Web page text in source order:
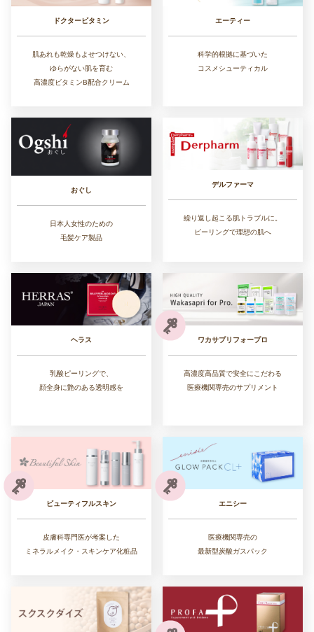
ドクタービタミン
肌あれも乾燥もよせつけない、
ゆらがない肌を育む
高濃度ビタミンB配合クリーム
エーティー
科学的根拠に基づいた
コスメシューティカル
おぐし
日本人女性のための
毛髪ケア製品
デルファーマ
繰り返し起こる肌トラブルに。
ピーリングで理想の肌へ
ヘラス
乳酸ピーリングで、
顔全身に艶のある透明感を
ワカサプリフォープロ
高濃度高品質で安全にこだわる
医療機関専売のサプリメント
ビューティフルスキン
皮膚科専門医が考案した
ミネラルメイク・スキンケア化粧品
エニシー
医療機関専売の
最新型炭酸ガスパック